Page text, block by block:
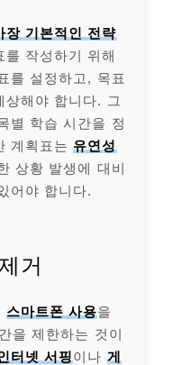
장 기본적인 전략
작성하기 위해
를 설정하고, 목표
상해야 합니다. 그
별 학습 시간을 정
계획표는 유연성
상황 발생에 대비
어야 합니다.
거
스마트폰 사용을
을 제한하는 것이
터넷 서핑이나 게